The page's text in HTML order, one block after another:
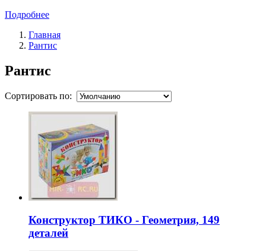
Подробнее
Главная
Рантис
Рантис
Сортировать по:
Конструктор ТИКО - Геометрия, 149
деталей